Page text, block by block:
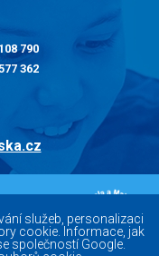
služeb, personalizaci
cookie. Informace, jak
společností Google.
790
362